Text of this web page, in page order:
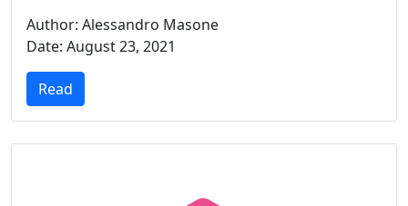
Author: Alessandro Masone
Date: August 23, 2021
Read